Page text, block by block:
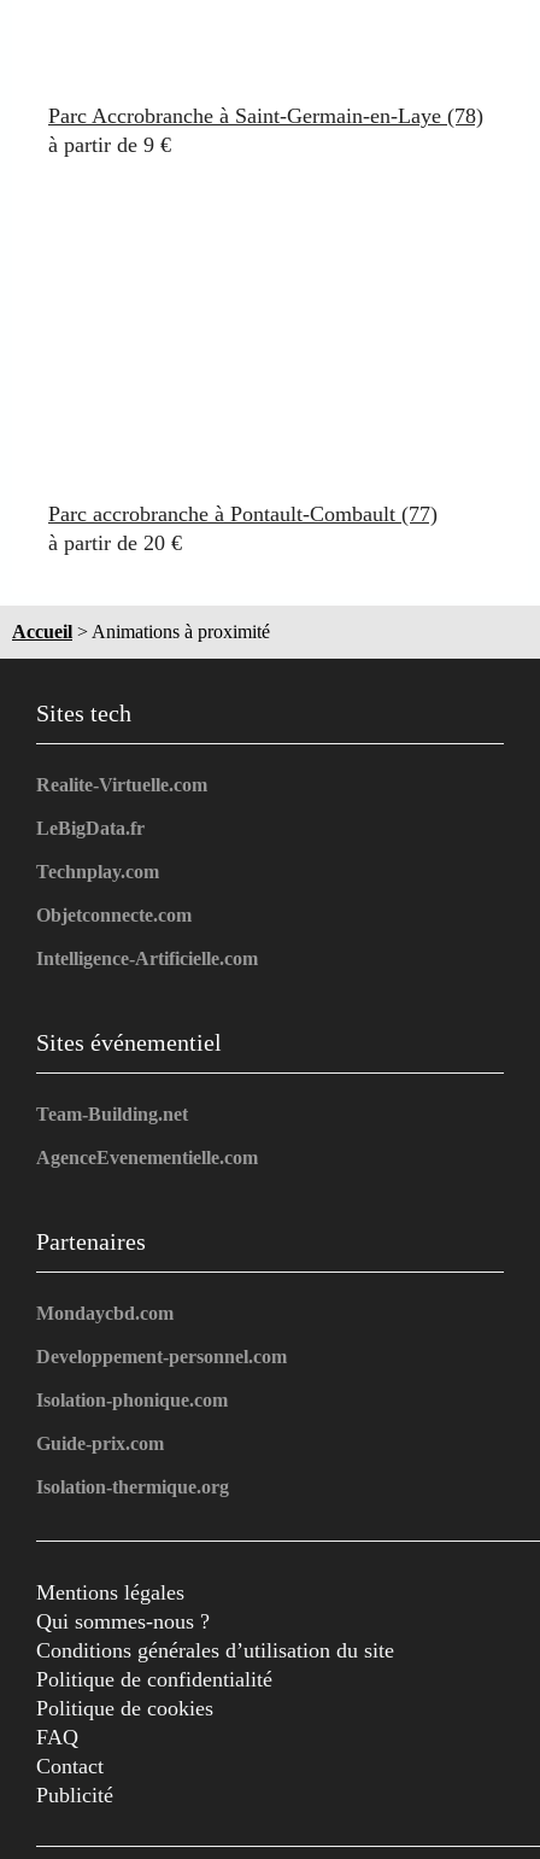
Parc Accrobranche à Saint-Germain-en-Laye (78)
à partir de 9 €
Parc accrobranche à Pontault-Combault (77)
à partir de 20 €
Accueil > Animations à proximité
Sites tech
Realite-Virtuelle.com
LeBigData.fr
Technplay.com
Objetconnecte.com
Intelligence-Artificielle.com
Sites événementiel
Team-Building.net
AgenceEvenementielle.com
Partenaires
Mondaycbd.com
Developpement-personnel.com
Isolation-phonique.com
Guide-prix.com
Isolation-thermique.org
Mentions légales
Qui sommes-nous ?
Conditions générales d’utilisation du site
Politique de confidentialité
Politique de cookies
FAQ
Contact
Publicité